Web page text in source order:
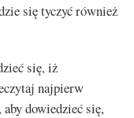
się tyczyć również
się, iż
najpierw
, aby dowiedzieć się,